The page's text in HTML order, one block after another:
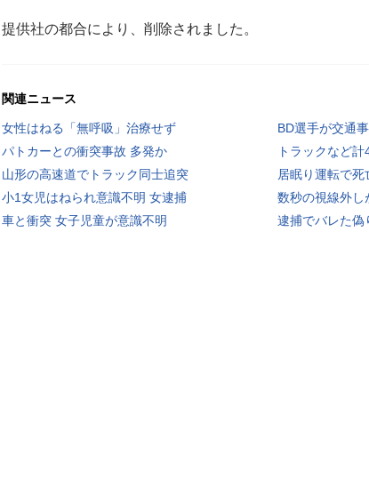
提供社の都合により、削除されました。
関連ニュース
女性はねる「無呼吸」治療せず
BD選手が交通
パトカーとの衝突事故 多発か
トラックなど
山形の高速道でトラック同士追突
居眠り運転で
小1女児はねられ意識不明 女逮捕
数秒の視線外し
車と衝突 女子児童が意識不明
逮捕でバレた偽